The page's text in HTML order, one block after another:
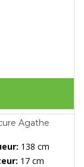
Agathe
138 cm
17 cm